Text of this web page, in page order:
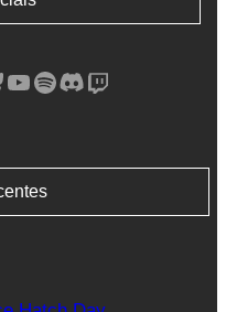
YouTube Spotify Discord Twitch